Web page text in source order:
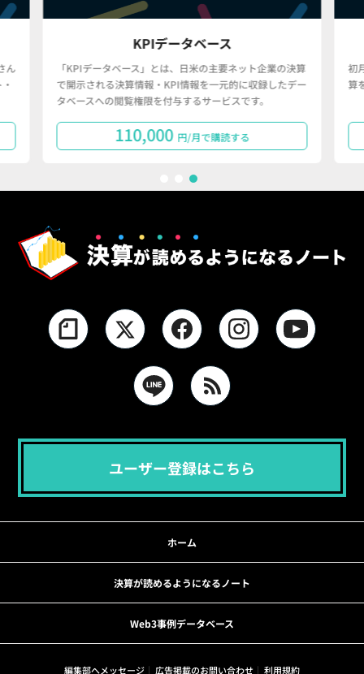
ん
KPIデータベース
「KPIデータベース」とは、日米の主要ネット企業の決算
で開示される決算情報・KPI情報を一元的に収録したデー
タベースへの閲覧権限を付与するサービスです。
110,000 円/月で購読する
初
算
ユーザー登録はこちら
ホーム
決算が読めるようになるノート
Web3事例データベース
編集部へメッセージ 広告掲載のお問い合わせ 利用規約